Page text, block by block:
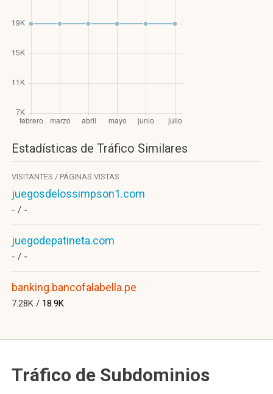
Estadísticas de Tráfico Similares
VISITANTES / PÁGINAS VISTAS
juegosdelossimpson1.com
- / -
juegodepatineta.com
- / -
banking.bancofalabella.pe
7.28K / 18.9K
Tráfico de Subdominios